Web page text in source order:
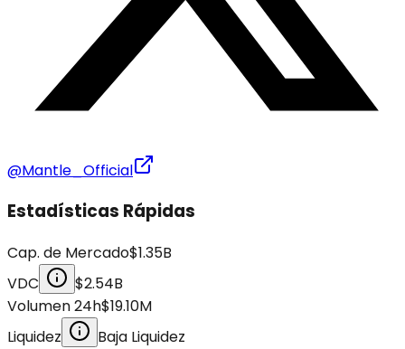
@Mantle_Official
Estadísticas Rápidas
Cap. de Mercado$1.35B
VDC
$2.54B
Volumen 24h$19.10M
Liquidez
Baja Liquidez